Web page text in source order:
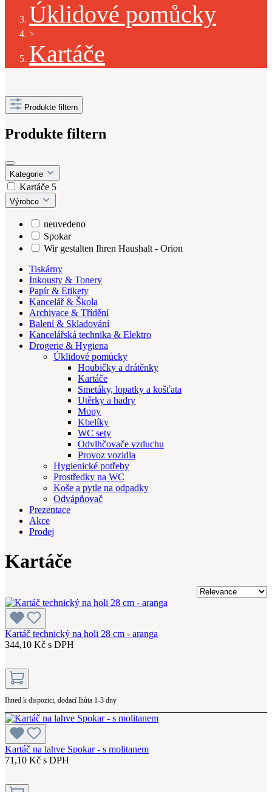
Úklidové pomůcky
>
Kartáče
Produkte filtern
Produkte filtern
Kategorie
Kartáče 5
Výrobce
neuvedeno
Spokar
Wir gestalten Ihren Haushalt - Orion
Tiskárny
Inkousty & Tonery
Papír & Etikety
Kancelář & Škola
Archivace & Třídění
Balení & Skladování
Kancelářská technika & Elektro
Drogerie & Hygiena
Úklidové pomůcky
Houbičky a drátěnky
Kartáče
Smetáky, lopatky a košťata
Utěrky a hadry
Mopy
Kbelíky
WC sety
Odvlhčovače vzduchu
Provoz vozidla
Hygienické potřeby
Prostředky na WC
Koše a pytle na odpadky
Odvápňovač
Prezentace
Akce
Prodej
Kartáče
Kartáč technický na holi 28 cm - aranga
344,10 Kč s DPH
Ihned k dispozici, dodací lhůta 1-3 dny
Kartáč na lahve Spokar - s molitanem
71,10 Kč s DPH